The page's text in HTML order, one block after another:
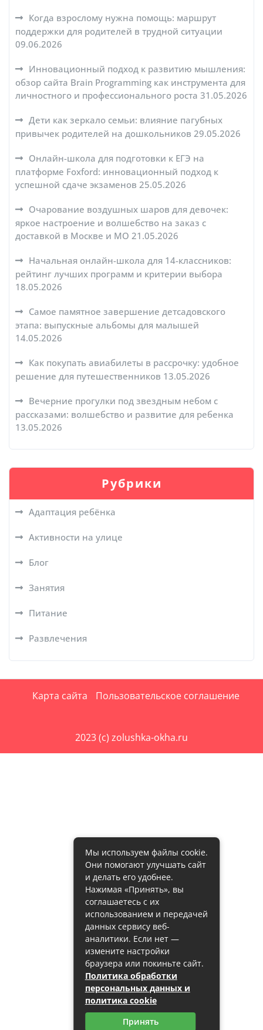
Когда взрослому нужна помощь: маршрут
поддержки для родителей в трудной ситуации
09.06.2026
Инновационный подход к развитию мышления:
обзор сайта Brain Programming как инструмента для
личностного и профессионального роста 31.05.2026
Дети как зеркало семьи: влияние пагубных
привычек родителей на дошкольников 29.05.2026
Онлайн-школа для подготовки к ЕГЭ на
платформе Foxford: инновационный подход к
успешной сдаче экзаменов 25.05.2026
Очарование воздушных шаров для девочек:
яркое настроение и волшебство на заказ с
доставкой в Москве и МО 21.05.2026
Начальная онлайн-школа для 14-классников:
рейтинг лучших программ и критерии выбора
18.05.2026
Самое памятное завершение детсадовского
этапа: выпускные альбомы для малышей
14.05.2026
Как покупать авиабилеты в рассрочку: удобное
решение для путешественников 13.05.2026
Вечерние прогулки под звездным небом с
рассказами: волшебство и развитие для ребенка
13.05.2026
Рубрики
Адаптация ребёнка
Активности на улице
Блог
Занятия
Питание
Развлечения
Карта сайта Пользовательское соглашение
2023 (c) zolushka-okha.ru
Мы используем файлы cookie.
Они помогают улучшать сайт
и делать его удобнее.
Нажимая «Принять», вы
соглашаетесь с их
использованием и передачей
данных сервису веб-
аналитики. Если нет —
измените настройки
браузера или покиньте сайт.
Политика обработки
персональных данных и
политика cookie
Принять